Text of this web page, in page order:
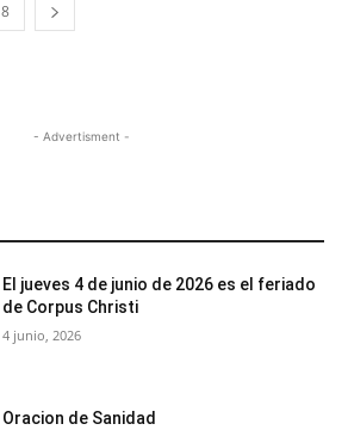
8
- Advertisment -
El jueves 4 de junio de 2026 es el feriado
de Corpus Christi
4 junio, 2026
Oracion de Sanidad